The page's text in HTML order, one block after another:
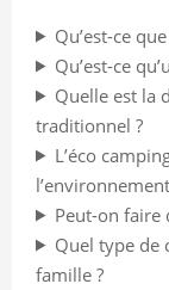
Qu’est-ce
Qu’est-ce
Quelle est la
traditionnel ?
L’éco
Peut-on faire
Quel type de
famille ?